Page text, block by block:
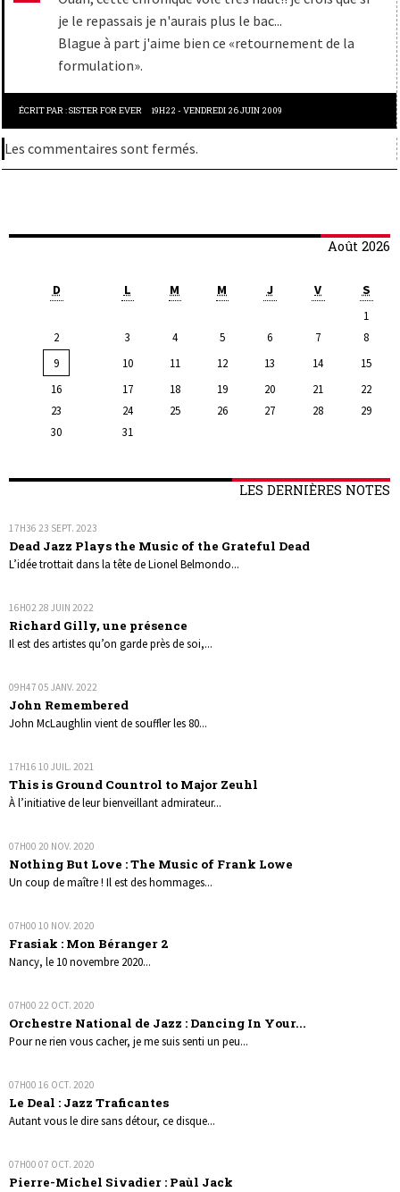
Août 2026
D L M M J V S
1
2
3 4 5 6 7
8
9
10 11 12 13 14
15
16
17 18 19 20 21
22
23
24 25 26 27 28
29
30
31
LES DERNIÈRES NOTES
17H36 23 SEPT. 2023
Dead Jazz Plays the Music of the Grateful Dead
L’idée trottait dans la tête de Lionel Belmondo...
16H02 28 JUIN 2022
Richard Gilly, une présence
Il est des artistes qu’on garde près de soi,...
09H47 05 JANV. 2022
John Remembered
John McLaughlin vient de souffler les 80...
17H16 10 JUIL. 2021
This is Ground Countrol to Major Zeuhl
À l’initiative de leur bienveillant admirateur...
07H00 20 NOV. 2020
Nothing But Love : The Music of Frank Lowe
Un coup de maître ! Il est des hommages...
07H00 10 NOV. 2020
Frasiak : Mon Béranger 2
Nancy, le 10 novembre 2020...
07H00 22 OCT. 2020
Orchestre National de Jazz : Dancing In Your...
Pour ne rien vous cacher, je me suis senti un peu...
07H00 16 OCT. 2020
Le Deal : Jazz Traficantes
Autant vous le dire sans détour, ce disque...
07H00 07 OCT. 2020
Pierre-Michel Sivadier : Paùl Jack
je le repassais je n'aurais plus le bac...
Blague à part j'aime bien ce «retournement de la
formulation».
ÉCRIT PAR :SISTER FOR EVER 19H22 -VENDREDI 26JUIN 2009
Les commentaires sont fermés.